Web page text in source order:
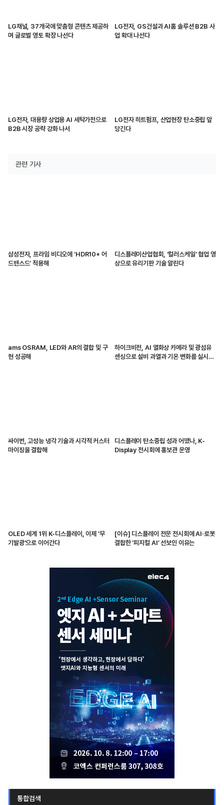
LG채널, 37개국에 맞춤형 콘텐츠 제공하
며 글로벌 영토 확장 나선다
LG전자, GS건설과 AI홈 솔루션 B2B 사
업 확대 나선다
LG전자, 대용량 상업용 AI 세탁가전으로
B2B 시장 공략 강화 나서
LG전자 히트펌프, 산업현장 탄소중립 앞
당긴다
관련 기사
삼성전자, 프라임 비디오에 ‘HDR10+ 어
드밴스드’ 적용해
디스플레이산업협회, ‘컬러스케일’ 협업 영
상으로 유리기판 기술 알린다
ams OSRAM, LED와 AR의 결합 및 구
현 성공해
하이크비전, AI 열화상 카메라 및 광섬유
센싱으로 설비 과열과 기온 변화를 실시간
싸이번, 고성능 냉각 기술과 시각적 커스터
마이징을 결합해
디스플레이 탄소중립 성과 어땠나, K-
Display 전시회에 홍보관 운영
OLED 세계 1위 K-디스플레이, 이제 '무
기발광'으로 이어간다
[이슈] 디스플레이 전문 전시회에 AI·로봇
결합한 ‘피지컬 AI’ 선보인 이유는
통합검색